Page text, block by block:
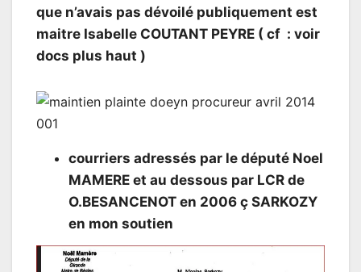
que n’avais pas dévoilé publiquement est
maitre Isabelle COUTANT PEYRE ( cf : voir
docs plus haut )
courriers adressés par le député Noel
MAMERE et au dessous par LCR de
O.BESANCENOT en 2006 ç SARKOZY
en mon soutien